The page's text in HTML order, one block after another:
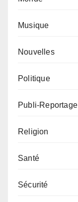
Musique
Nouvelles
Politique
Publi-Reportage
Religion
Santé
Sécurité